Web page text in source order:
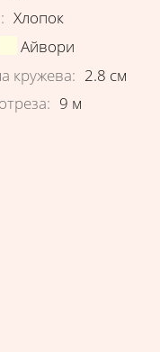
: Хлопок
Айвори
кружева: 2.8 см
: 9 м